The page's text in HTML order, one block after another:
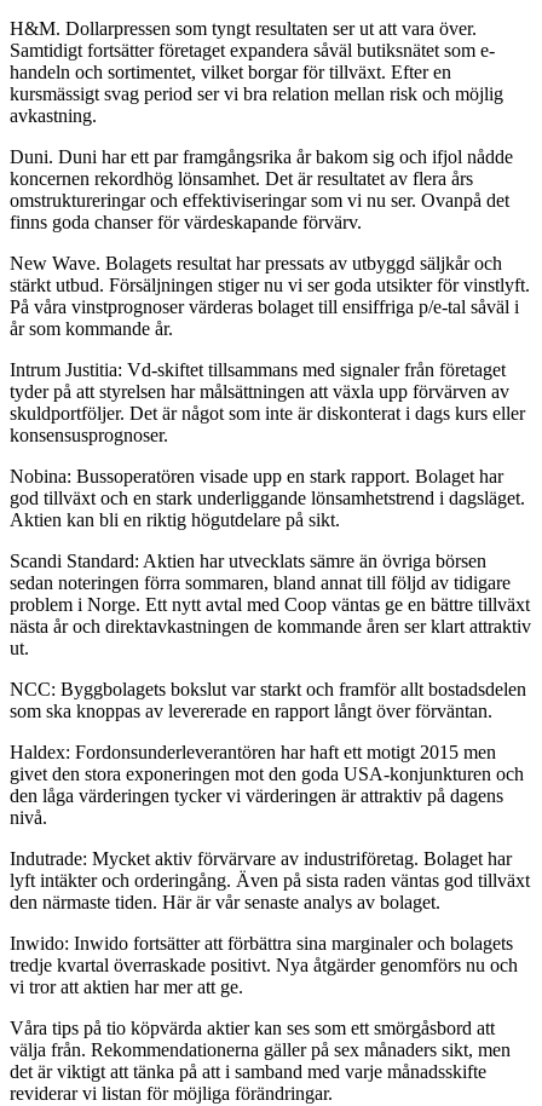
H&M. Dollarpressen som tyngt resultaten ser ut att vara över.
Samtidigt fortsätter företaget expandera såväl butiksnätet som e-
handeln och sortimentet, vilket borgar för tillväxt. Efter en
kursmässigt svag period ser vi bra relation mellan risk och möjlig
avkastning.
Duni. Duni har ett par framgångsrika år bakom sig och ifjol nådde
koncernen rekordhög lönsamhet. Det är resultatet av flera års
omstruktureringar och effektiviseringar som vi nu ser. Ovanpå det
finns goda chanser för värdeskapande förvärv.
New Wave. Bolagets resultat har pressats av utbyggd säljkår och
stärkt utbud. Försäljningen stiger nu vi ser goda utsikter för vinstlyft.
På våra vinstprognoser värderas bolaget till ensiffriga p/e-tal såväl i
år som kommande år.
Intrum Justitia: Vd-skiftet tillsammans med signaler från företaget
tyder på att styrelsen har målsättningen att växla upp förvärven av
skuldportföljer. Det är något som inte är diskonterat i dags kurs eller
konsensusprognoser.
Nobina: Bussoperatören visade upp en stark rapport. Bolaget har
god tillväxt och en stark underliggande lönsamhetstrend i dagsläget.
Aktien kan bli en riktig högutdelare på sikt.
Scandi Standard: Aktien har utvecklats sämre än övriga börsen
sedan noteringen förra sommaren, bland annat till följd av tidigare
problem i Norge. Ett nytt avtal med Coop väntas ge en bättre tillväxt
nästa år och direktavkastningen de kommande åren ser klart attraktiv
ut.
NCC: Byggbolagets bokslut var starkt och framför allt bostadsdelen
som ska knoppas av levererade en rapport långt över förväntan.
Haldex: Fordonsunderleverantören har haft ett motigt 2015 men
givet den stora exponeringen mot den goda USA-konjunkturen och
den låga värderingen tycker vi värderingen är attraktiv på dagens
nivå.
Indutrade: Mycket aktiv förvärvare av industriföretag. Bolaget har
lyft intäkter och orderingång. Även på sista raden väntas god tillväxt
den närmaste tiden. Här är vår senaste analys av bolaget.
Inwido: Inwido fortsätter att förbättra sina marginaler och bolagets
tredje kvartal överraskade positivt. Nya åtgärder genomförs nu och
vi tror att aktien har mer att ge.
Våra tips på tio köpvärda aktier kan ses som ett smörgåsbord att
välja från. Rekommendationerna gäller på sex månaders sikt, men
det är viktigt att tänka på att i samband med varje månadsskifte
reviderar vi listan för möjliga förändringar.